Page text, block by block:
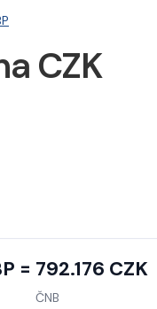
CZK
= 792.176 CZK
ČNB